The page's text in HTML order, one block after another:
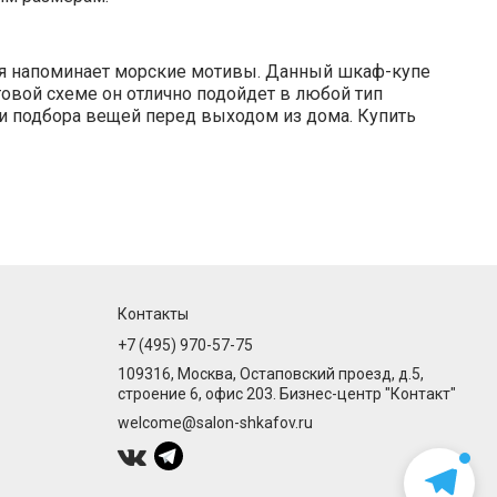
напоминает морские мотивы. Данный шкаф-купе
схеме он отлично подойдет в любой тип
подбора вещей перед выходом из дома. Купить
Контакты
+7 (495) 970-57-75
109316, Москва, Остаповский проезд, д.5,
строение 6, офис 203. Бизнес-центр "Контакт"
welcome@salon-shkafov.ru